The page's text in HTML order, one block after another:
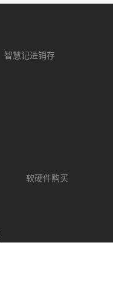
智慧记进销存
软硬件购买